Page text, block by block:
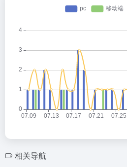
相关导航